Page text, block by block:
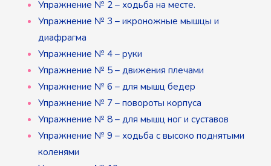
Упражнение № 2 – ходьба на месте.
Упражнение № 3 – икроножные мышцы и
диафрагма
Упражнение № 4 – руки
Упражнение № 5 – движения плечами
Упражнение № 6 – для мышц бедер
Упражнение № 7 – повороты корпуса
Упражнение № 8 – для мышц ног и суставов
Упражнение № 9 – ходьба с высоко поднятыми
коленями